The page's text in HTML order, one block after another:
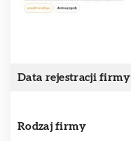
Data rejestracji firmy
Rodzaj firmy